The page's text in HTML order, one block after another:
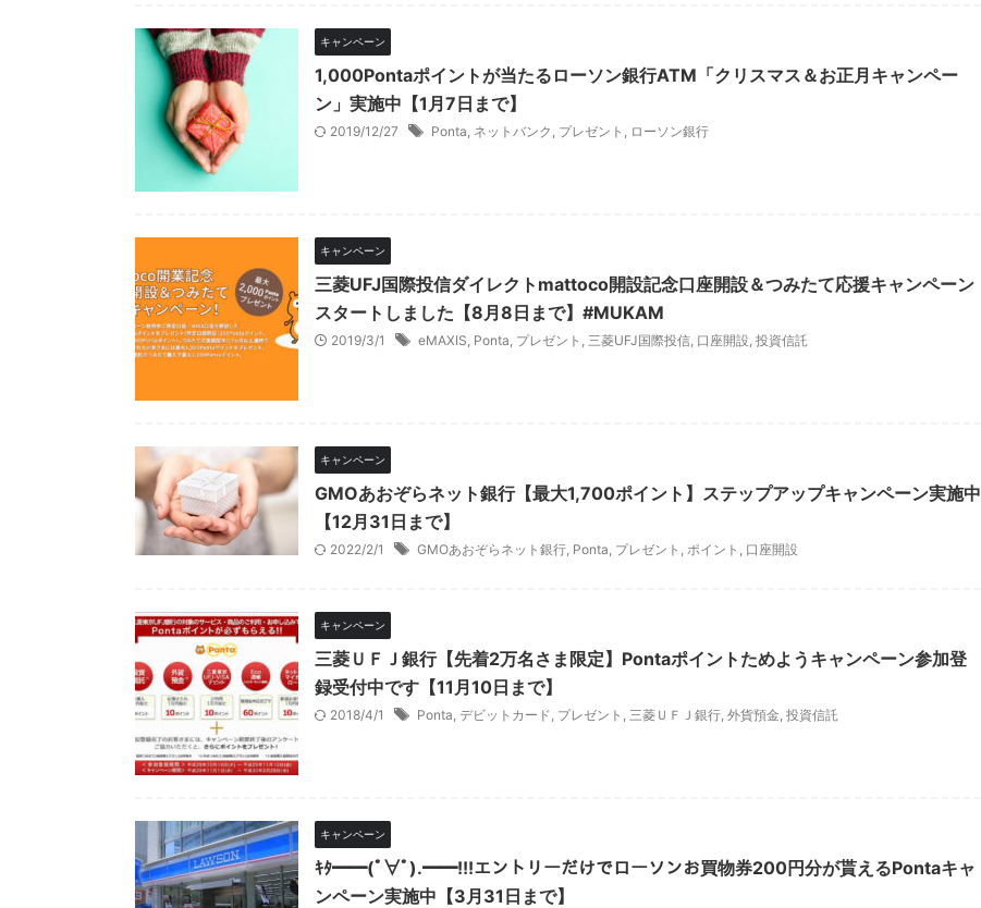
キャンペーン
1,000Pontaポイントが当たるローソン銀行ATM「クリスマス＆お正月キャンペー
ン」実施中【1月7日まで】
2019/12/27 Ponta, ネットバンク , プレゼント , ローソン銀行
キャンペーン
三菱UFJ国際投信ダイレクトmattoco開設記念口座開設＆つみたて応援キャンペーン
スタートしました【8月8日まで】#MUKAM
2019/3/1 eMAXIS, Ponta, プレゼント , 三菱UFJ国際投信, 口座開設, 投資信託
キャンペーン
GMOあおぞらネット銀行【最大1,700ポイント】ステップアップキャンペーン実施中
【12月31日まで】
2022/2/1 GMOあおぞらネット銀行, Ponta, プレゼント , ポイント , 口座開設
キャンペーン
三菱ＵＦＪ銀行【先着2万名さま限定】Pontaポイントためようキャンペーン参加登
録受付中です【11月10日まで】
2018/4/1 Ponta, デビットカード, プレゼント , 三菱ＵＦＪ銀行, 外貨預金, 投資信託
キャンペーン
ｷﾀ━━(ﾟ∀ﾟ).━━!!!エントリーだけでローソンお買物券200円分が貰えるPontaキャ
ンペーン実施中【3月31日まで】